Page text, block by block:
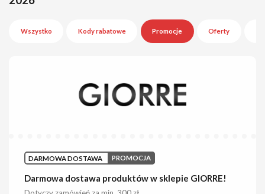
Wszystko Kody rabatowe Promocje Oferty
DARMOWA DOSTAWA PROMOCJA
Darmowa dostawa produktów w sklepie GIORRE!